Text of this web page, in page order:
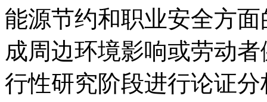
能源节约和职业安全方
成周边环境影响或劳动
行性研究阶段进行论证